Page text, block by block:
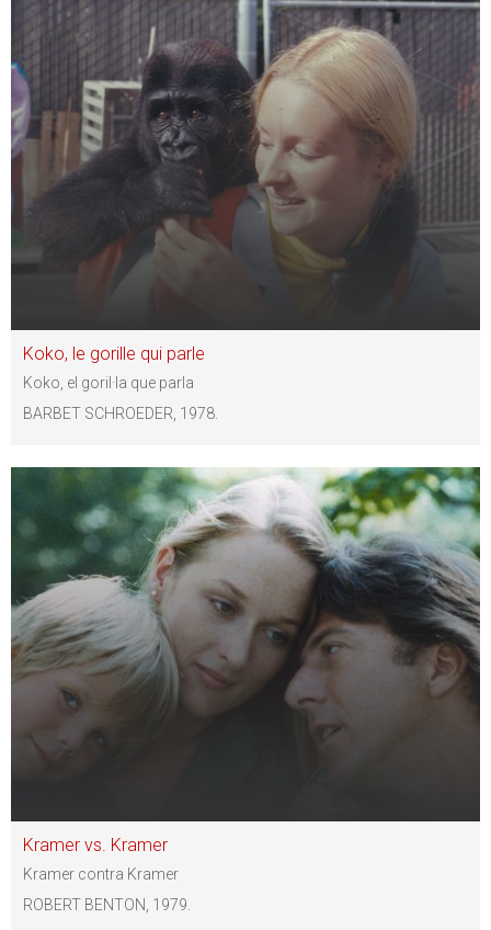
Koko, le gorille qui parle
Koko, el goril·la que parla
BARBET SCHROEDER, 1978.
Kramer vs. Kramer
Kramer contra Kramer
ROBERT BENTON, 1979.